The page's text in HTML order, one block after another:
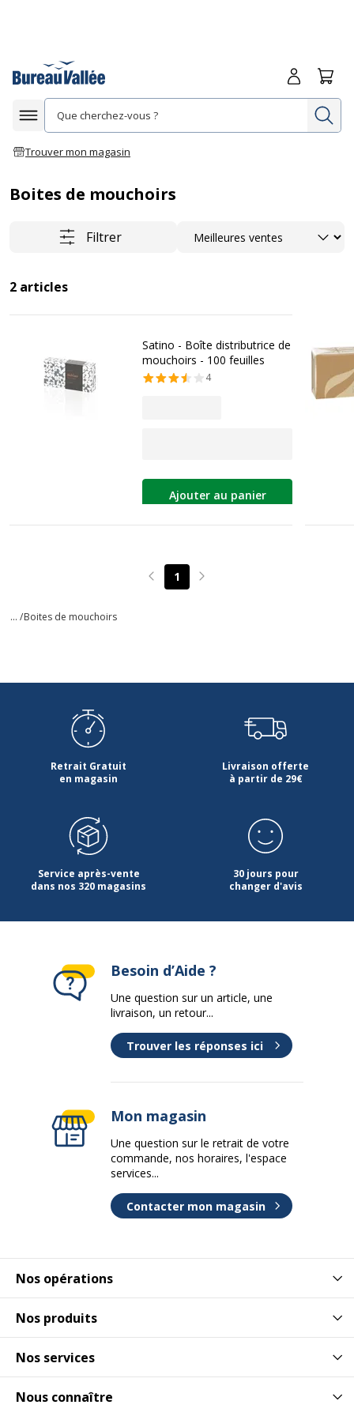
Afficher la navigation
Trouver mon magasin
Me
Boites de mouchoirs
Filtrer Trier
2 articles
Satino - Boîte distributrice de
mouchoirs - 100 feuilles
4
Ajouter au panier
Page précédente
1 Page suivante
... /Boites de mouchoirs
Retrait Gratuit
en magasin
Livraison offerte
à partir de 29€
Service après-vente
dans nos 320 magasins
30 jours pour
changer d'avis
Nos opérations
Nos produits
Nos services
Nous connaître
Besoin d’Aide ?
Une question sur un article, une
livraison, un retour...
Trouver les réponses ici
Mon magasin
Une question sur le retrait de votre
commande, nos horaires, l'espace
services...
Contacter mon magasin